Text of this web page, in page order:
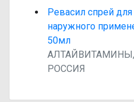
Ревасил спрей для
наружного
50мл
АЛТАЙВИТАМИНЫ,
РОССИЯ